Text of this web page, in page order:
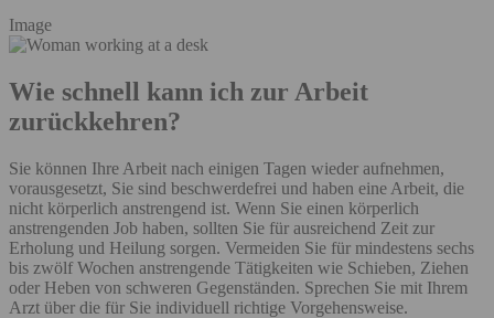
Image
Wie schnell kann ich zur Arbeit
zurückkehren?
Sie können Ihre Arbeit nach einigen Tagen wieder aufnehmen,
vorausgesetzt, Sie sind beschwerdefrei und haben eine Arbeit, die
nicht körperlich anstrengend ist. Wenn Sie einen körperlich
anstrengenden Job haben, sollten Sie für ausreichend Zeit zur
Erholung und Heilung sorgen. Vermeiden Sie für mindestens sechs
bis zwölf Wochen anstrengende Tätigkeiten wie Schieben, Ziehen
oder Heben von schweren Gegenständen. Sprechen Sie mit Ihrem
Arzt über die für Sie individuell richtige Vorgehensweise.